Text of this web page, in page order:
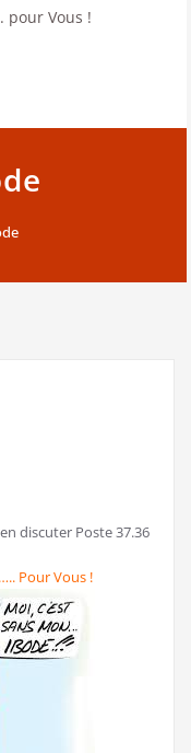
pour Vous !
discuter Poste 37.36
Pour Vous !